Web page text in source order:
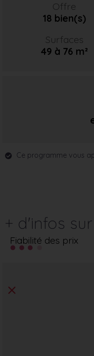
Offre
18 bien(s)
Surfaces
49 à 76 m²
Ce programme vous
+ d'infos
Fiabilité des prix